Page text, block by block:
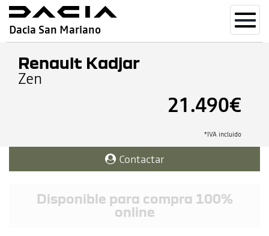
Dacia San Mariano
Renault Kadjar
Zen
21.490€
*IVA incluido
Contactar
Disponible para compra 100%
online